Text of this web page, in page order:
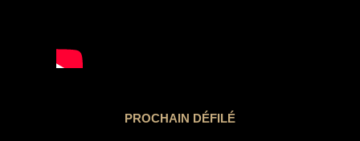
PROCHAIN DÉFILÉ